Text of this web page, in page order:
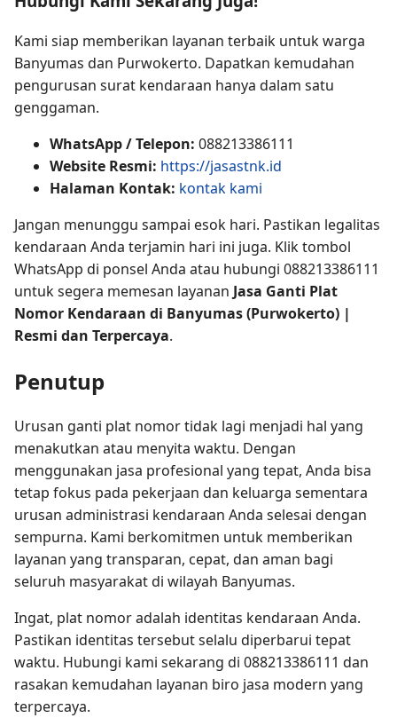
Kami siap memberikan layanan terbaik untuk warga
Banyumas dan Purwokerto. Dapatkan kemudahan
pengurusan surat kendaraan hanya dalam satu
genggaman.
WhatsApp / Telepon: 088213386111
Website Resmi: https://jasastnk.id
Halaman Kontak: kontak kami
Jangan menunggu sampai esok hari. Pastikan legalitas
kendaraan Anda terjamin hari ini juga. Klik tombol
WhatsApp di ponsel Anda atau hubungi 088213386111
untuk segera memesan layanan Jasa Ganti Plat
Nomor Kendaraan di Banyumas (Purwokerto) |
Resmi dan Terpercaya.
Penutup
Urusan ganti plat nomor tidak lagi menjadi hal yang
menakutkan atau menyita waktu. Dengan
menggunakan jasa profesional yang tepat, Anda bisa
tetap fokus pada pekerjaan dan keluarga sementara
urusan administrasi kendaraan Anda selesai dengan
sempurna. Kami berkomitmen untuk memberikan
layanan yang transparan, cepat, dan aman bagi
seluruh masyarakat di wilayah Banyumas.
Ingat, plat nomor adalah identitas kendaraan Anda.
Pastikan identitas tersebut selalu diperbarui tepat
waktu. Hubungi kami sekarang di 088213386111 dan
rasakan kemudahan layanan biro jasa modern yang
terpercaya.